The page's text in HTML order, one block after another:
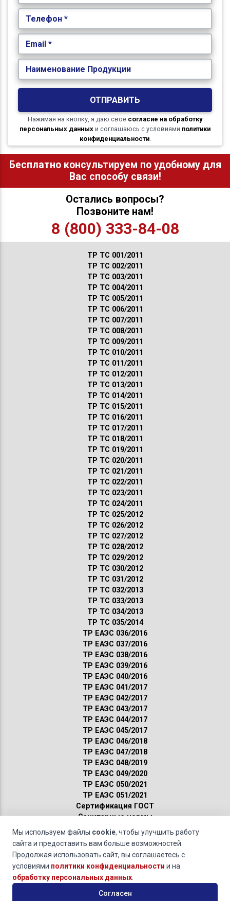
Телефон *
Email *
Наименование Продукции
ОТПРАВИТЬ
Нажимая на кнопку, я даю свое согласие на обработку
персональных данных и соглашаюсь с условиями политики
конфиденциальности.
Бесплатно консультируем по удобному для
Вас способу связи!
Остались вопросы?
Позвоните нам!
8 (800) 333-84-08
ТР ТС 001/2011
ТР ТС 002/2011
ТР ТС 003/2011
ТР ТС 004/2011
ТР ТС 005/2011
ТР ТС 006/2011
ТР ТС 007/2011
ТР ТС 008/2011
ТР ТС 009/2011
ТР ТС 010/2011
ТР ТС 011/2011
ТР ТС 012/2011
ТР ТС 013/2011
ТР ТС 014/2011
ТР ТС 015/2011
ТР ТС 016/2011
ТР ТС 017/2011
ТР ТС 018/2011
ТР ТС 019/2011
ТР ТС 020/2011
ТР ТС 021/2011
ТР ТС 022/2011
ТР ТС 023/2011
ТР ТС 024/2011
ТР ТС 025/2012
ТР ТС 026/2012
ТР ТС 027/2012
ТР ТС 028/2012
ТР ТС 029/2012
ТР ТС 030/2012
ТР ТС 031/2012
ТР ТС 032/2013
ТР ТС 033/2013
ТР ТС 034/2013
ТР ТС 035/2014
ТР ЕАЭС 036/2016
ТР ЕАЭС 037/2016
ТР ЕАЭС 038/2016
ТР ЕАЭС 039/2016
ТР ЕАЭС 040/2016
ТР ЕАЭС 041/2017
ТР ЕАЭС 042/2017
ТР ЕАЭС 043/2017
ТР ЕАЭС 044/2017
ТР ЕАЭС 045/2017
ТР ЕАЭС 046/2018
ТР ЕАЭС 047/2018
ТР ЕАЭС 048/2019
ТР ЕАЭС 049/2020
ТР ЕАЭС 050/2021
ТР ЕАЭС 051/2021
Сертификация ГОСТ
Санитарные нормы
Пожарные нормы
ТР ЕАЭС 044/2017 - Декларирование продукции. «О
безопасности упакованной питьевой воды, включая природную
минеральную воду». Стоимость и Сроки.
© 2011-2026 · Обращаясь к нам, вы даете своесогласие на
обработку персональных данных
Мы используем файлы cookie, чтобы улучшить работу
сайта и предоставить вам больше возможностей.
Продолжая использовать сайт, вы соглашаетесь с
условиями политики конфиденциальности и на
обработку персональных данных
Согласен